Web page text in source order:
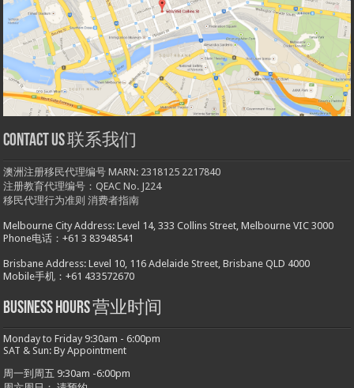
Contact us 联系我们
澳洲注册移民代理编号 MARN: 2318125 2217840
注册教育代理编号：QEAC No. J224
移民代理行为准则 消费者指南
Melbourne City Address: Level 14, 333 Collins Street, Melbourne VIC 3000
Phone电话：+61 3 83948541
Brisbane Address: Level 10, 116 Adelaide Street, Brisbane QLD 4000
Mobile手机：+61 433572670
Business hours 营业时间
Monday to Friday 9:30am - 6:00pm
SAT & Sun: By Appointment
周一到周五 9:30am -6:00pm